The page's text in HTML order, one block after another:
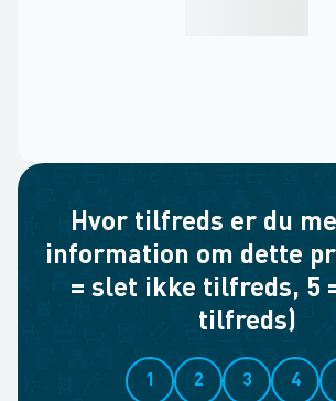
Hvor tilfreds er du
information om dette
= slet ikke tilfreds, 5
tilfreds)
1 2 3 4